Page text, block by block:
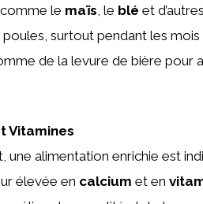
comme le maïs , le blé et
surtout pendant les mois
de la levure de bière pour
Vitamines
alimentation enrichie est
élevée en calcium et en